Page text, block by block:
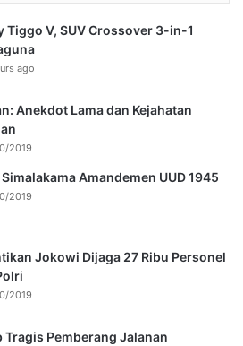
Tiggo V, SUV Crossover 3-in-1
ago
Anekdot Lama dan Kejahatan
2019
Amandemen UUD 1945
2019
Jokowi Dijaga 27 Ribu Personel
2019
Tragis Pemberang Jalanan